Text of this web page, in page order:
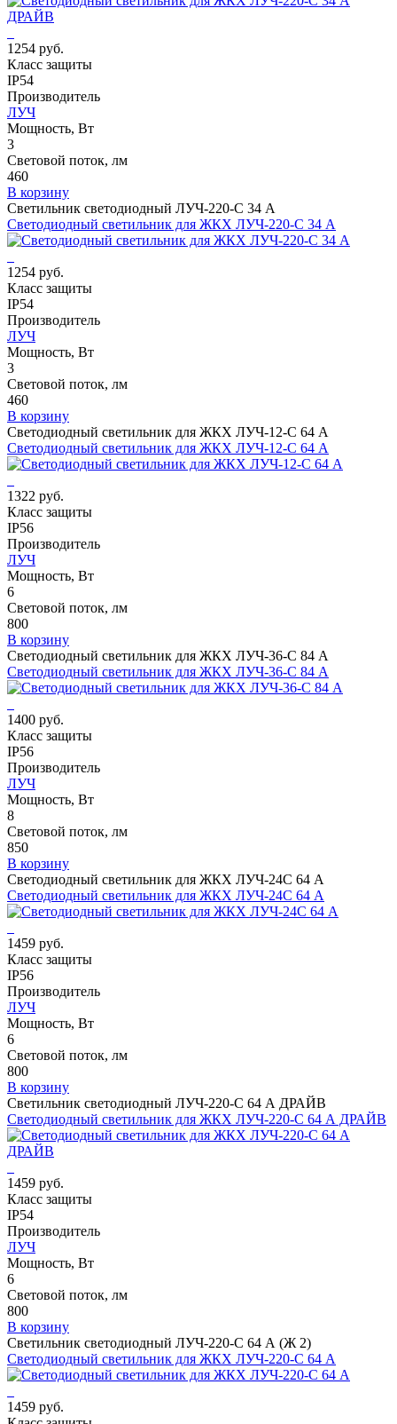
1254 руб.
Класс защиты
IP54
Производитель
ЛУЧ
Мощность, Вт
3
Световой поток, лм
460
В корзину
Светильник светодиодный ЛУЧ-220-С 34 А
Светодиодный светильник для ЖКХ ЛУЧ-220-С 34 А
1254 руб.
Класс защиты
IP54
Производитель
ЛУЧ
Мощность, Вт
3
Световой поток, лм
460
В корзину
Светодиодный светильник для ЖКХ ЛУЧ-12-С 64 А
Светодиодный светильник для ЖКХ ЛУЧ-12-С 64 А
1322 руб.
Класс защиты
IP56
Производитель
ЛУЧ
Мощность, Вт
6
Световой поток, лм
800
В корзину
Светодиодный светильник для ЖКХ ЛУЧ-36-С 84 А
Светодиодный светильник для ЖКХ ЛУЧ-36-С 84 А
1400 руб.
Класс защиты
IP56
Производитель
ЛУЧ
Мощность, Вт
8
Световой поток, лм
850
В корзину
Светодиодный светильник для ЖКХ ЛУЧ-24С 64 А
Светодиодный светильник для ЖКХ ЛУЧ-24С 64 А
1459 руб.
Класс защиты
IP56
Производитель
ЛУЧ
Мощность, Вт
6
Световой поток, лм
800
В корзину
Светильник светодиодный ЛУЧ-220-С 64 А ДРАЙВ
Светодиодный светильник для ЖКХ ЛУЧ-220-С 64 А ДРАЙВ
1459 руб.
Класс защиты
IP54
Производитель
ЛУЧ
Мощность, Вт
6
Световой поток, лм
800
В корзину
Светильник светодиодный ЛУЧ-220-С 64 А (Ж 2)
Светодиодный светильник для ЖКХ ЛУЧ-220-С 64 А
1459 руб.